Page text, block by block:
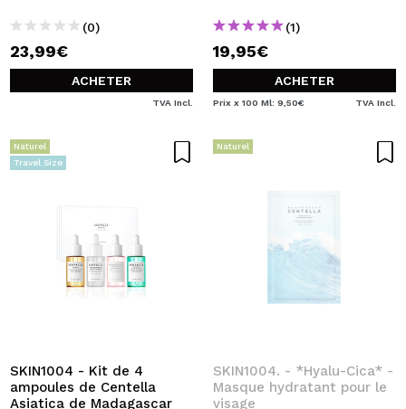
(0)
23,99€
ACHETER
TVA Incl.
(1)
19,95€
ACHETER
Prix x 100 Ml: 9,50€ TVA Incl.
Naturel
Travel Size
SKIN1004 - Kit de 4
ampoules de Centella
Asiatica de Madagascar
Naturel
SKIN1004. - *Hyalu-Cica* -
Masque hydratant pour le
visage